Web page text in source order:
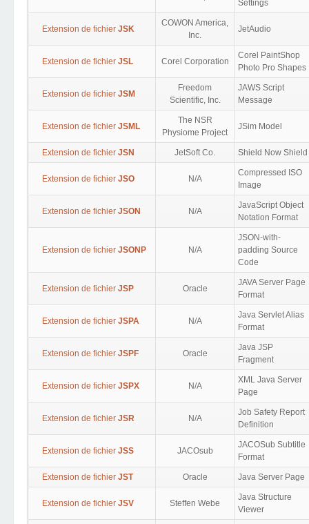
Settings
Extension de fichier JSK
COWON America,
Inc.
JetAudio
Extension de fichier JSL Corel Corporation
Corel PaintShop
Photo Pro Shapes
Extension de fichier JSM
Freedom
Scientific, Inc.
JAWS Script
Message
Extension de fichier JSML
The NSR
Physiome Project
JSim Model
Extension de fichier JSN JetSoft Co. Shield Now Shield
Extension de fichier JSO N/A
Compressed ISO
Image
Extension de fichier JSON N/A
JavaScript Object
Notation Format
Extension de fichier JSONP N/A
JSON-with-
padding Source
Code
Extension de fichier JSP Oracle
JAVA Server Page
Format
Extension de fichier JSPA N/A
Java Servlet Alias
Format
Extension de fichier JSPF Oracle
Java JSP
Fragment
Extension de fichier JSPX N/A
XML Java Server
Page
Extension de fichier JSR N/A
Job Safety Report
Definition
Extension de fichier JSS JACOsub
JACOSub Subtitle
Format
Extension de fichier JST Oracle Java Server Page
Extension de fichier JSV Steffen Webe
Java Structure
Viewer